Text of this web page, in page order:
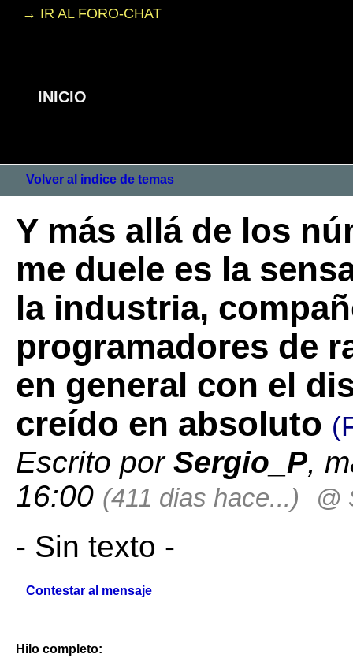
→ IR AL FORO-CHAT
INICIO
Volver al indice de temas
Y más allá de los
me duele es la
la industria,
programadores de
en general con el
creído en absoluto
Escrito por Sergio_P,
16:00 (411 dias hace...) @
- Sin texto -
Contestar al mensaje
Hilo completo: